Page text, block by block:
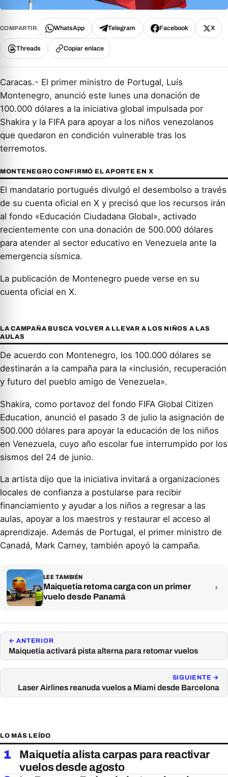
COMPARTIR WhatsApp Telegram Facebook X
Threads Copiar enlace
Caracas.- El primer ministro de Portugal, Luís
Montenegro, anunció este lunes una donación de
100.000 dólares a la iniciativa global impulsada por
Shakira y la FIFA para apoyar a los niños venezolanos
que quedaron en condición vulnerable tras los
terremotos.
MONTENEGRO CONFIRMÓ EL APORTE EN X
El mandatario portugués divulgó el desembolso a través
de su cuenta oficial en X y precisó que los recursos irán
al fondo «Educación Ciudadana Global», activado
recientemente con una donación de 500.000 dólares
para atender al sector educativo en Venezuela ante la
emergencia sísmica.
La publicación de Montenegro puede verse en su
cuenta oficial en X.
LA CAMPAÑA BUSCA VOLVER A LLEVAR A LOS NIÑOS A LAS
AULAS
De acuerdo con Montenegro, los 100.000 dólares se
destinarán a la campaña para la «inclusión, recuperación
y futuro del pueblo amigo de Venezuela».
Shakira, como portavoz del fondo FIFA Global Citizen
Education, anunció el pasado 3 de julio la asignación de
500.000 dólares para apoyar la educación de los niños
en Venezuela, cuyo año escolar fue interrumpido por los
sismos del 24 de junio.
La artista dijo que la iniciativa invitará a organizaciones
locales de confianza a postularse para recibir
financiamiento y ayudar a los niños a regresar a las
aulas, apoyar a los maestros y restaurar el acceso al
aprendizaje. Además de Portugal, el primer ministro de
Canadá, Mark Carney, también apoyó la campaña.
LEE TAMBIÉN
Maiquetía retoma carga con un primer
vuelo desde Panamá
← ANTERIOR
Maiquetía activará pista alterna para retomar vuelos
SIGUIENTE →
Laser Airlines reanuda vuelos a Miami desde Barcelona
LO MÁS LEÍDO
1
Maiquetía alista carpas para reactivar
vuelos desde agosto